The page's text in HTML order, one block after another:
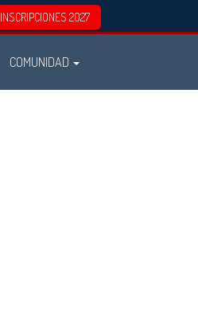
INSCRIPCIONES 2027
COMUNIDAD